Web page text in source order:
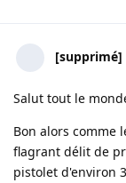
[supprimé]
Salut tout le
Bon alors comme
flagrant délit de
pistolet d'environ